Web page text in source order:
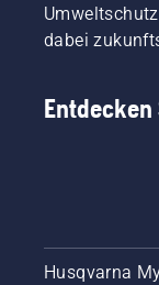
dabei
Husqvarna